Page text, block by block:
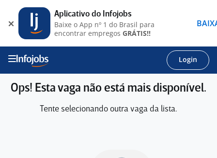
Login
Ops! Esta vaga não está mais disponível.
Tente selecionando outra vaga da lista.
Aplicativo do Infojobs
Baixe o App nº 1 do Brasil para
encontrar empregos GRÁTIS!!